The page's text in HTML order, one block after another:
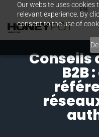
Our website uses cookies
relevant experience. By
consent to the use of
Passer
contenu
EN
Conseils
B2B